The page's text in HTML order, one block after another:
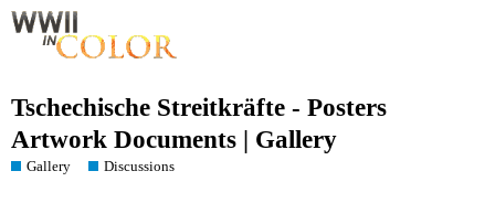
Tschechische Streitkräfte - Posters
Artwork Documents | Gallery
Gallery Discussions